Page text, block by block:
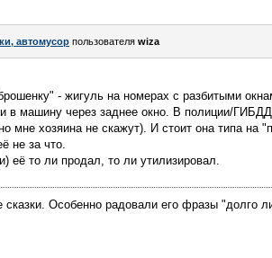
автомусор пользователя wiza
- жигуль на номерах с разбитыми
в машину через заднее окно. В полиции/
мне хозяина не скажут). И стоит она типа на
не за что.
её то ли продал, то ли утилизировал.
Особенно радовали его фразы "долго